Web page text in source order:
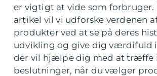
er vigtigt at vide som forbruger.
artikel vil vi udforske verdenen
produkter ved at se på deres
udvikling og give dig værdifuld
der vil hjælpe dig med at træffe
beslutninger, når du vælger